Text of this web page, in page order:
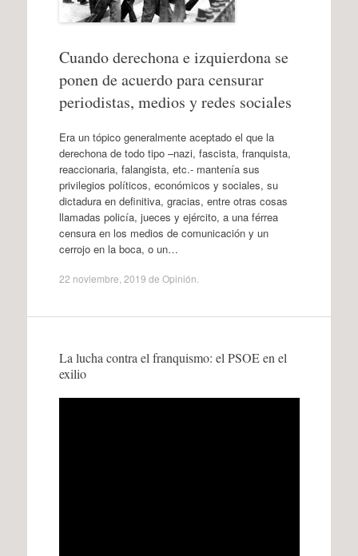
Cuando derechona e izquierdona se
ponen de acuerdo para censurar
periodistas, medios y redes sociales
Era un tópico generalmente aceptado el que la
derechona de todo tipo –nazi, fascista, franquista,
reaccionaria, falangista, etc.- mantenía sus
privilegios políticos, económicos y sociales, su
dictadura en definitiva, gracias, entre otras cosas
llamadas policía, jueces y ejército, a una férrea
censura en los medios de comunicación y un
cerrojo en la boca, o un…
22 noviembre, 2019 de Opinión
La lucha contra el franquismo: el PSOE en el
exilio